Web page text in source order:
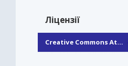
Ліцензії
Creative Commons At...